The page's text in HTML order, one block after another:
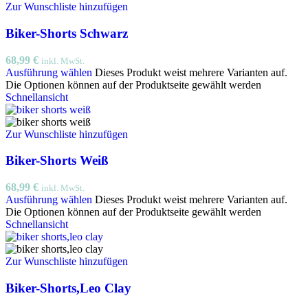
Zur Wunschliste hinzufügen
Biker-Shorts Schwarz
68,99 € inkl. MwSt.
Ausführung wählen Dieses Produkt weist mehrere Varianten auf.
Die Optionen können auf der Produktseite gewählt werden
Schnellansicht
Zur Wunschliste hinzufügen
Biker-Shorts Weiß
68,99 € inkl. MwSt.
Ausführung wählen Dieses Produkt weist mehrere Varianten auf.
Die Optionen können auf der Produktseite gewählt werden
Schnellansicht
Zur Wunschliste hinzufügen
Biker-Shorts,Leo Clay